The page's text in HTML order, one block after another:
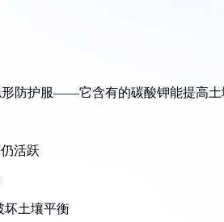
防护服——它含有的碳酸钾能提高土
活跃
坏土壤平衡